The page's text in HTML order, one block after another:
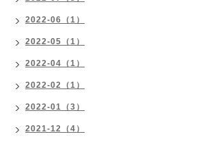
2022-06（1）
2022-05（1）
2022-04（1）
2022-02（1）
2022-01（3）
2021-12（4）